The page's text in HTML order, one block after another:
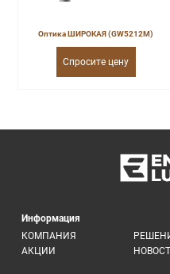
Оптика ШИРОКАЯ (GW5212M)
Спросите цену
Информация
КОМПАНИЯ
АКЦИИ